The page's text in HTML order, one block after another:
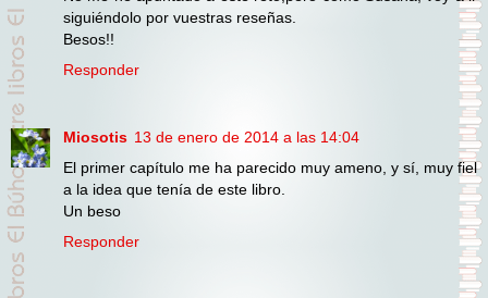
siguiéndolo por vuestras reseñas.
Besos!!
Responder
Miosotis 13 de enero de 2014 a las 14:04
El primer capítulo me ha parecido muy ameno, y sí, muy fiel
a la idea que tenía de este libro.
Un beso
Responder